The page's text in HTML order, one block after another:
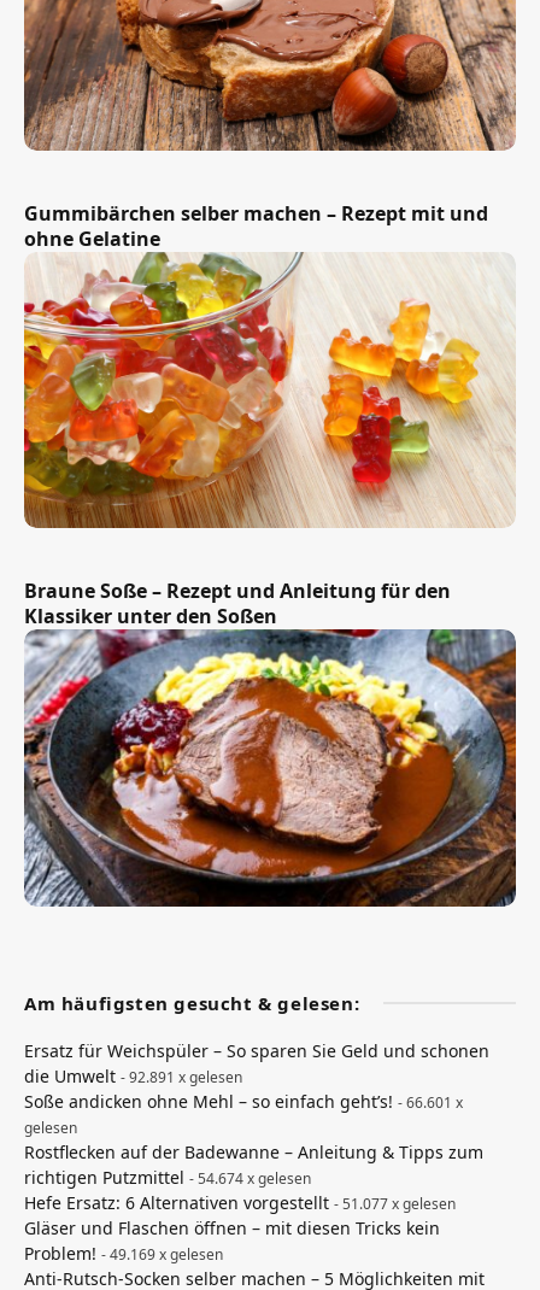
Gummibärchen selber machen – Rezept mit und
ohne Gelatine
Braune Soße – Rezept und Anleitung für den
Klassiker unter den Soßen
Am häufigsten gesucht & gelesen:
Ersatz für Weichspüler – So sparen Sie Geld und schonen
die Umwelt - 92.891 x gelesen
Soße andicken ohne Mehl – so einfach geht’s! - 66.601 x
gelesen
Rostflecken auf der Badewanne – Anleitung & Tipps zum
richtigen Putzmittel - 54.674 x gelesen
Hefe Ersatz: 6 Alternativen vorgestellt - 51.077 x gelesen
Gläser und Flaschen öffnen – mit diesen Tricks kein
Problem! - 49.169 x gelesen
Anti-Rutsch-Socken selber machen – 5 Möglichkeiten mit